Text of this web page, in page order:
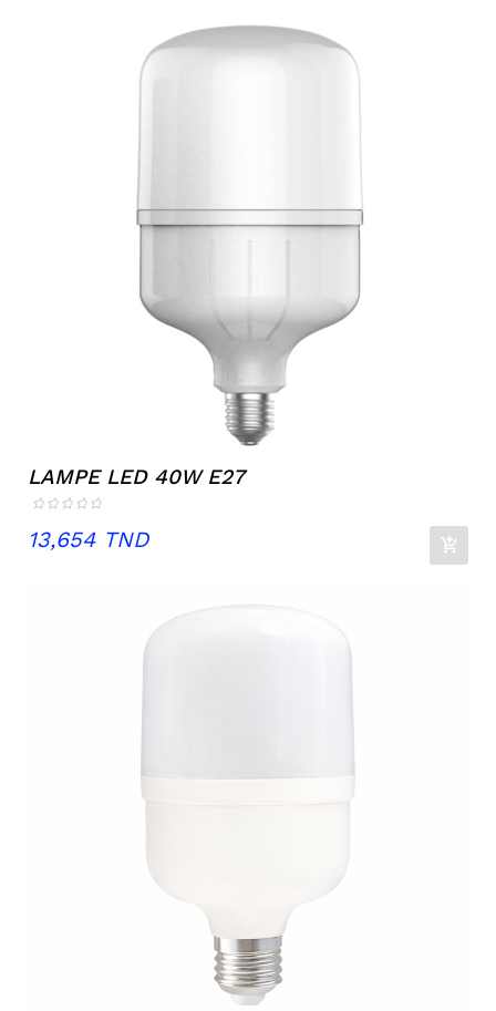
LAMPE LED 40W E27
Prix
13,654 TND